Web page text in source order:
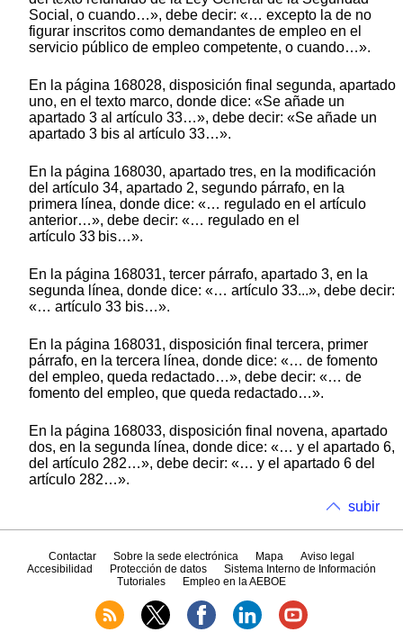
Social, o cuando…», debe decir: «… excepto la de no
figurar inscritos como demandantes de empleo en el
servicio público de empleo competente, o cuando…».
En la página 168028, disposición final segunda, apartado
uno, en el texto marco, donde dice: «Se añade un
apartado 3 al artículo 33…», debe decir: «Se añade un
apartado 3 bis al artículo 33…».
En la página 168030, apartado tres, en la modificación
del artículo 34, apartado 2, segundo párrafo, en la
primera línea, donde dice: «… regulado en el artículo
anterior…», debe decir: «… regulado en el
artículo 33 bis…».
En la página 168031, tercer párrafo, apartado 3, en la
segunda línea, donde dice: «… artículo 33...», debe decir:
«… artículo 33 bis…».
En la página 168031, disposición final tercera, primer
párrafo, en la tercera línea, donde dice: «… de fomento
del empleo, queda redactado…», debe decir: «… de
fomento del empleo, que queda redactado…».
En la página 168033, disposición final novena, apartado
dos, en la segunda línea, donde dice: «… y el apartado 6,
del artículo 282…», debe decir: «… y el apartado 6 del
artículo 282…».
subir
Contactar Sobre la sede electrónica Mapa
Aviso legal
Accesibilidad
Protección de datos
Sistema Interno de Información
Tutoriales
Empleo en la AEBOE